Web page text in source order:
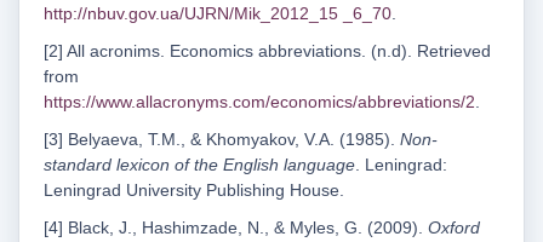
http://nbuv.gov.ua/UJRN/Mik_2012_15 _6_70.
[2] All acronims. Economics abbreviations. (n.d). Retrieved
from
https://www.allacronyms.com/economics/abbreviations/2.
[3] Belyaeva, T.M., & Khomyakov, V.A. (1985). Non-
standard lexicon of the English language. Leningrad:
Leningrad University Publishing House.
[4] Black, J., Hashimzade, N., & Myles, G. (2009). Oxford